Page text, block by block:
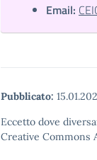
Email:
Pubblicato:
Eccetto dove
Creative Commons